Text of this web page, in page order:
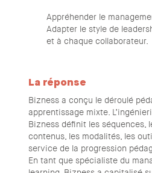
Appréhender le
Adapter le style de
et à chaque collaborateur.
La réponse
Bizness a conçu le déroulé
apprentissage mixte.
Bizness définit les séquences,
contenus, les modalités, les
service de la progression
En tant que spécialiste du